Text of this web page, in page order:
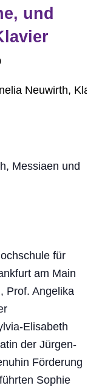
und
Messiaen und
für
am Main
Prof. Angelika
Elisabeth
der Jürgen-
Förderung
Sophie